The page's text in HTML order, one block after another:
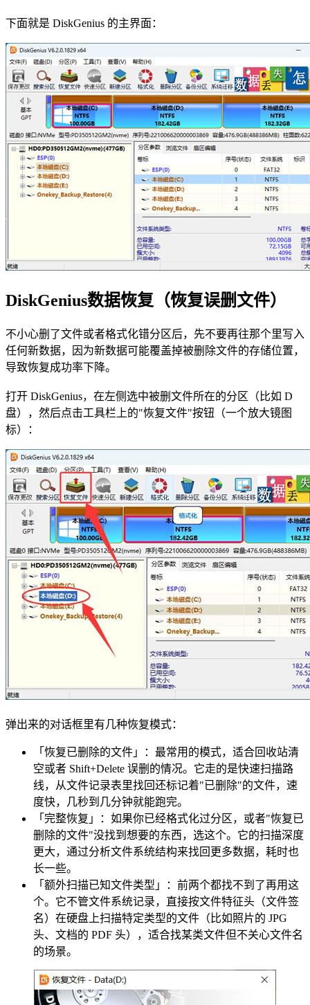
下面就是 DiskGenius 的主界面：
DiskGenius数据恢复（恢复误删文件）
不小心删了文件或者格式化错分区后，先不要再往那个里写入
任何新数据，因为新数据可能覆盖掉被删除文件的存储位置，
导致恢复成功率下降。
打开 DiskGenius，在左侧选中被删文件所在的分区（比如 D
盘），然后点击工具栏上的"恢复文件"按钮（一个放大镜图
标）：
弹出来的对话框里有几种恢复模式：
「恢复已删除的文件」：最常用的模式，适合回收站清
空或者 Shift+Delete 误删的情况。它走的是快速扫描路
线，从文件记录表里找回还标记着"已删除"的文件，速
度快，几秒到几分钟就能跑完。
「完整恢复」：如果你已经格式化过分区，或者"恢复已
删除的文件"没找到想要的东西，选这个。它的扫描深度
更大，通过分析文件系统结构来找回更多数据，耗时也
长一些。
「额外扫描已知文件类型」：前两个都找不到了再用这
个。它不管文件系统记录，直接按文件特征头（文件签
名）在硬盘上扫描特定类型的文件（比如照片的 JPG
头、文档的 PDF 头），适合找某类文件但不关心文件名
的场景。